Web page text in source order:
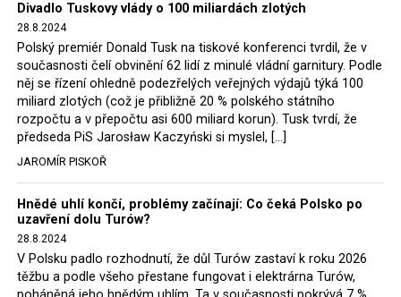
Podle dosavadních závěrů a zatím neúplných součtů
bylo v prvních deseti letech, kdy se v Polsku (za vydatné
pomoci Rudé armády a sovětského teroru) moci ujímali
komunisté, z politických důvodů odsouzeno k trestu
smrti více než 5 000 osob. Z tohoto počtu bylo asi 3 000
lidí popraveno. Kromě toho se odhaduje, že během
partyzánských bojů a pacifikace vesnic podporujících
odbojáře, a také v důsledku zatýkání a
nepředstavitelného mučení, jemuž byli vystaveni zajatí
odbojáři, jejich rodiny i přívrženci, zemřelo nebo bylo
zavražděno přibližně 50 000 lidí. Celkový počet osob
uvězněných z politických důvodů v letech 1944–56 se
pohybuje okolo 250 000 – mnozí z nich byli lidé
podporující „prokleté vojáky“ a členové konspiračních
Divadlo Tuskovy vlády o 100 miliardách zlotých
28.8.2024
Polský premiér Donald Tusk na tiskové konferenci tvrdil, že v
současnosti čelí obvinění 62 lidí z minulé vládní garnitury. Podle
něj se řízení ohledně podezřelých veřejných výdajů týká 100
miliard zlotých (což je přibližně 20 % polského státního
rozpočtu a v přepočtu asi 600 miliard korun). Tusk tvrdí, že
předseda PiS Jarosław Kaczyński si myslel, […]
JAROMÍR PISKOŘ
Hnědé uhlí končí, problémy začínají: Co čeká Polsko po
uzavření dolu Turów?
28.8.2024
V Polsku padlo rozhodnutí, že důl Turów zastaví k roku 2026
těžbu a podle všeho přestane fungovat i elektrárna Turów,